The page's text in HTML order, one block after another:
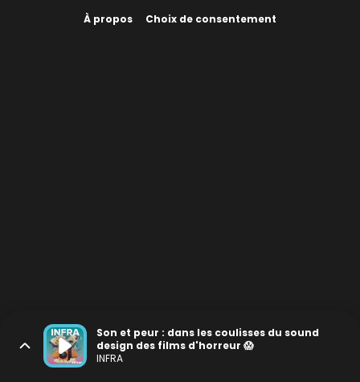
À propos Choix de consentement
Son et peur : dans les coulisses du sound
design des films d'horreur 😱
INFRA